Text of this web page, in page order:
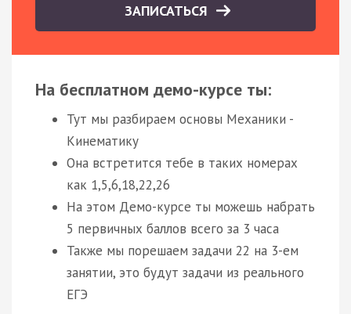
ЗАПИСАТЬСЯ
На бесплатном демо-курсе ты:
Тут мы разбираем основы Механики -
Кинематику
Она встретится тебе в таких номерах
как 1,5,6,18,22,26
На этом Демо-курсе ты можешь набрать
5 первичных баллов всего за 3 часа
Также мы порешаем задачи 22 на 3-ем
занятии, это будут задачи из реального
ЕГЭ